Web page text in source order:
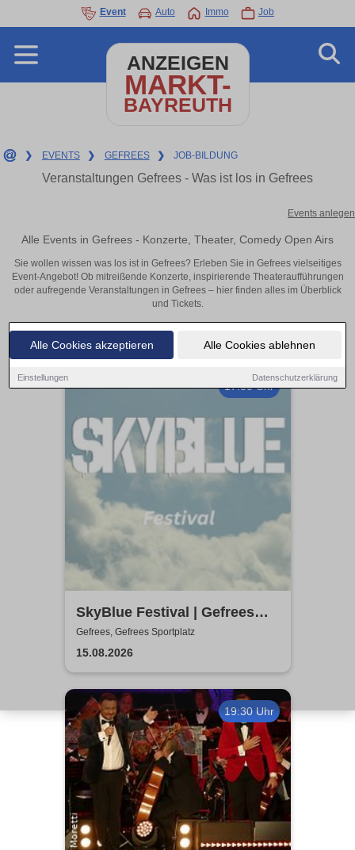
Alle Cookies akzeptieren Alle Cookies ablehnen
Einstellungen Datenschutzerklärung
Event Auto Immo Job
ANZEIGEN
MARKT-
BAYREUTH
❯ EVENTS ❯ GEFREES ❯ JOB-BILDUNG
Veranstaltungen Gefrees - Was ist los in Gefrees
Events anlegen
Alle Events in Gefrees - Konzerte, Theater, Comedy Open Airs
Sie wollen wissen was los ist in Gefrees? Erleben Sie in Gefrees vielseitiges
Event-Angebot! Ob mitreißende Konzerte, inspirierende Theateraufführungen
oder aufregende Veranstaltungen in Gefrees – hier finden alles im Überblick
und Tickets.
17:00 Uhr
SkyBlue Festival | Gefrees
Sportplatz
Gefrees, Gefrees Sportplatz
15.08.2026
19:30 Uhr